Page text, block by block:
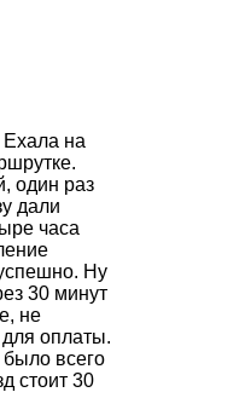
на
один раз
дали
часа
Ну
30 минут
не
для оплаты.
было всего
стоит 30